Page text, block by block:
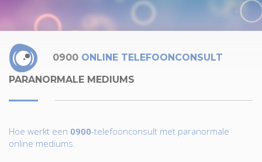
0900 ONLINE TELEFOONCONSULT
PARANORMALE MEDIUMS
Hoe werkt een 0900-telefoonconsult met paranormale
online mediums.